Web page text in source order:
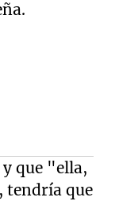
que "ella,
tendría que